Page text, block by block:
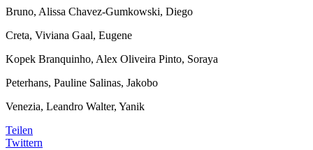
Bruno, Alissa Chavez-Gumkowski, Diego
Creta, Viviana Gaal, Eugene
Kopek Branquinho, Alex Oliveira Pinto, Soraya
Peterhans, Pauline Salinas, Jakobo
Venezia, Leandro Walter, Yanik
Teilen
Twittern